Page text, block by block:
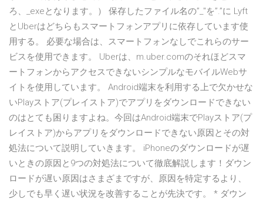
ろ、_exeとなります。） 保存したファイル名の”_"を”.”に Lyft
とUberはどちらもスマートフォンアプリに依存しています使
用する。 必要な場合は、スマートフォンなしでこれらのサー
ビスを使用できます。 Uberは、m.uber.comのそれほどスマ
ートフォンからアクセスできないシンプルなモバイルWebサ
イトを使用しています。 Android端末を利用する上で欠かせな
いPlayストア(プレイストア)でアプリをダウンロードできない
のはとても困りますよね。今回はAndroid端末でPlayストア(プ
レイストア)からアプリをダウンロードできない原因とその対
処法について説明していきます。 iPhoneのダウンロードが遅
いときの原因と9つの対処法について徹底解説します！ダウン
ロードが遅い原因はさまざまですが、原因を特定するより、
少しでも早く遅い状況を改善することが先決です。 * ダウン